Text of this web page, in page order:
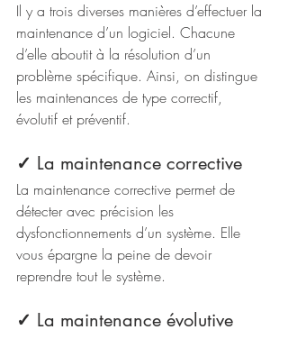
Il y a trois diverses manières d’effectuer la
maintenance d’un logiciel. Chacune
d’elle aboutit à la résolution d’un
problème spécifique. Ainsi, on distingue
les maintenances de type correctif,
évolutif et préventif.
✓ La maintenance corrective
La maintenance corrective permet de
détecter avec précision les
dysfonctionnements d’un système. Elle
vous épargne la peine de devoir
reprendre tout le système.
✓ La maintenance évolutive